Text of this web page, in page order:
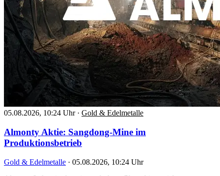
05.08.2026, 10:24 Uhr · Gold & Edelmetalle
Almonty Aktie: Sangdong-Mine im
Produktionsbetrieb
Gold & Edelmetalle · 05.08.2026, 10:24 Uhr